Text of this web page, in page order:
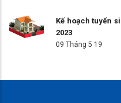
Kế hoạch tuyển
2023
09 Tháng 5 19